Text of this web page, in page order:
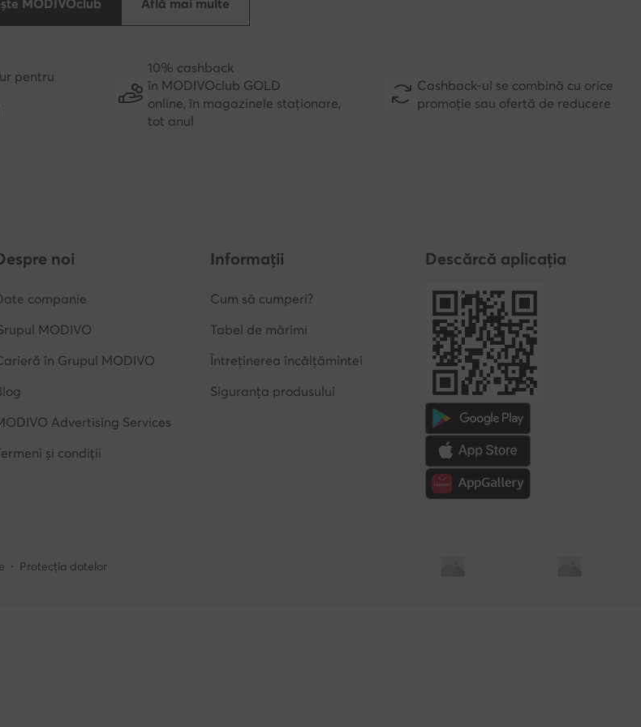
MODIVOclub Află mai multe
pentru
10% cashback
în MODIVOclub GOLD
online, în magazinele staționare,
tot anul
Cashback-ul se combină cu orice
promoție sau ofertă de reducere
noi
companie
MODIVO
în Grupul MODIVO
Advertising Services
și condiții
Informații
Cum să cumperi?
Tabel de mărimi
Întreținerea încălțămintei
Siguranța produsului
Descărcă aplicația
Protecția datelor